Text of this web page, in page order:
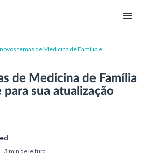
temas de Medicina de Família e
de Medicina de Família
sua atualização
3 min de leitura